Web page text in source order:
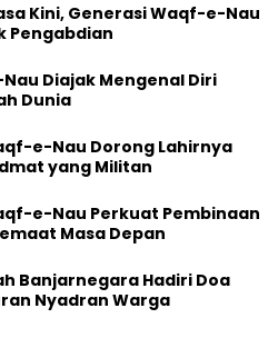
Kini, Generasi Waqf-e-Nau
Pengabdian
Diajak Mengenal Diri
Dunia
e-Nau Dorong Lahirnya
yang Militan
e-Nau Perkuat Pembinaan
Masa Depan
Banjarnegara Hadiri Doa
Nyadran Warga